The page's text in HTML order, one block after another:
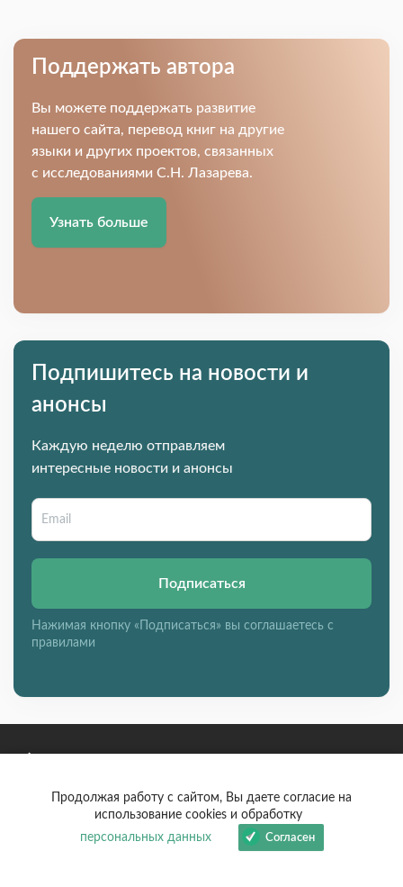
Поддержать автора
Вы можете поддержать развитие
нашего сайта, перевод книг на другие
языки и других проектов, связанных
с исследованиями С.Н. Лазарева.
Узнать больше
Подпишитесь на новости и
анонсы
Каждую неделю отправляем
интересные новости и анонсы
Подписаться
Нажимая кнопку «Подписаться» вы соглашаетесь с
правилами
Продолжая работу с сайтом, Вы даете согласие на
использование cookies и обработку
персональных данных
Согласен